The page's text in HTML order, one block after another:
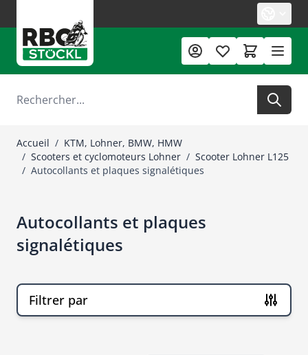
Rechercher
Accueil / KTM, Lohner, BMW, HMW
/ Scooters et cyclomoteurs Lohner / Scooter Lohner L125
/ Autocollants et plaques signalétiques
Autocollants et plaques
signalétiques
Filtrer par